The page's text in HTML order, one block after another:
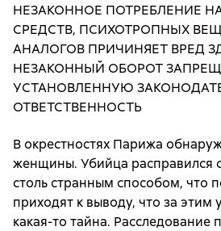
НЕЗАКОННОЕ ПОТРЕБЛЕНИЕ
СРЕДСТВ, ПСИХОТРОПНЫХ
АНАЛОГОВ ПРИЧИНЯЕТ ВРЕД
НЕЗАКОННЫЙ ОБОРОТ
УСТАНОВЛЕННУЮ
ОТВЕТСТВЕННОСТЬ
В окрестностях Парижа
женщины. Убийца расправился
столь странным способом, что
приходят к выводу, что за этим
какая-то тайна. Расследование